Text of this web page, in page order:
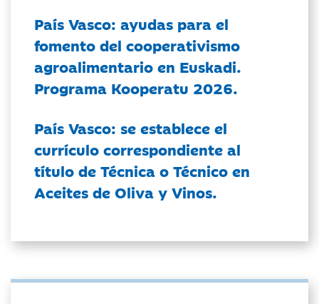
País Vasco: ayudas para el
fomento del cooperativismo
agroalimentario en Euskadi.
Programa Kooperatu 2026.
País Vasco: se establece el
currículo correspondiente al
título de Técnica o Técnico en
Aceites de Oliva y Vinos.